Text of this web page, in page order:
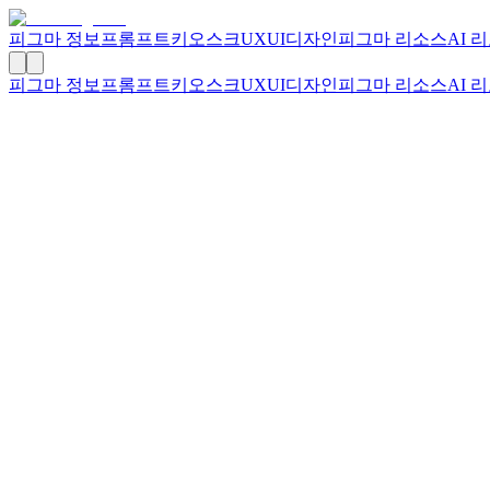
피그마 정보 프롬프트키오스크UXUI디자인피그마 리소스AI 리
피그마 정보 프롬프트키오스크UXUI디자인피그마 리소스AI 리